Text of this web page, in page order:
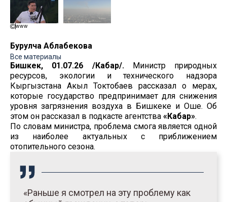
www
Бурулча Аблабекова
Все материалы
Бишкек, 01.07.26 /Кабар/. Министр природных
ресурсов, экологии и технического надзора
Кыргызстана Акыл Токтобаев рассказал о мерах,
которые государство предпринимает для снижения
уровня загрязнения воздуха в Бишкеке и Оше. Об
этом он рассказал в подкасте агентства «Кабар».
По словам министра, проблема смога является одной
из наиболее актуальных с приближением
отопительного сезона.
«Раньше я смотрел на эту проблему как